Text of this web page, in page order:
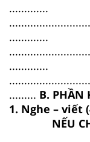
.............
.............
.............
......... B. PHẦN
1. Nghe – viết
NẾU